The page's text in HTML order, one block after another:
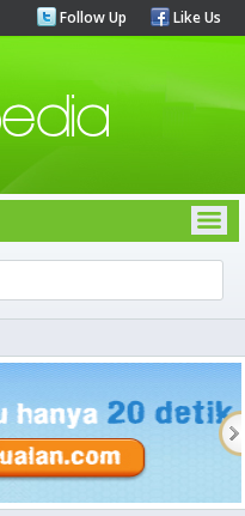
Follow Up Like Us